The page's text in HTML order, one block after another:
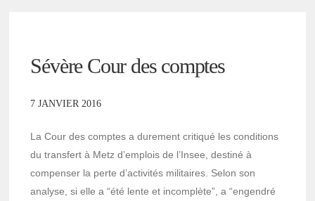
Sévère Cour des comptes
7 JANVIER 2016
La Cour des comptes a durement critiqué les conditions
du transfert à Metz d’emplois de l’Insee, destiné à
compenser la perte d’activités militaires. Selon son
analyse, si elle a “été lente et incomplète”, a “engendré